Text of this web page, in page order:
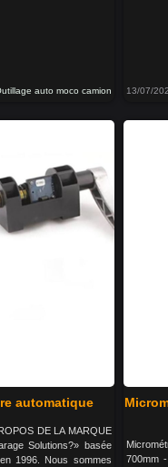
auto moco camion 13/07/
automatique
DE LA MARQUE
Solutions?» basée
1996. Nous sommes
700mm